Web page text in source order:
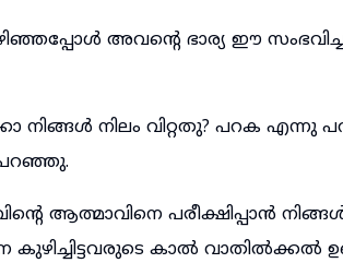
അവന്റെ ഭാര്യ ഈ
നിലം വിറ്റതു? പറക എന്നു
ആത്മാവിനെ പരീക്ഷിപ്പാൻ
കുഴിച്ചിട്ടവരുടെ കാൽ